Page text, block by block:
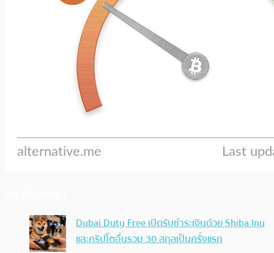
Dubai Duty Free เปิดรับชำระเงินด้วย Shiba Inu
และคริปโตอื่นรวม 30 สกุลเป็นครั้งแรก